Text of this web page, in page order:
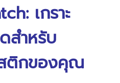
เกราะ
สำหรับ
ติกของคุณ